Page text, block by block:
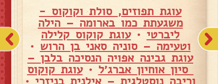
עוגת תפוזים, סולת וקוקוס -
משגעתת כמו בארומה – הילה
ליברטי •עוגת קוקוס קלילה
וטעימה – סוניה סאני בן הרוש •
עוגת גבינה אפויה הנסיכה בלבן –
סיון אוחיון אברג׳ל •עוגת קוקוס